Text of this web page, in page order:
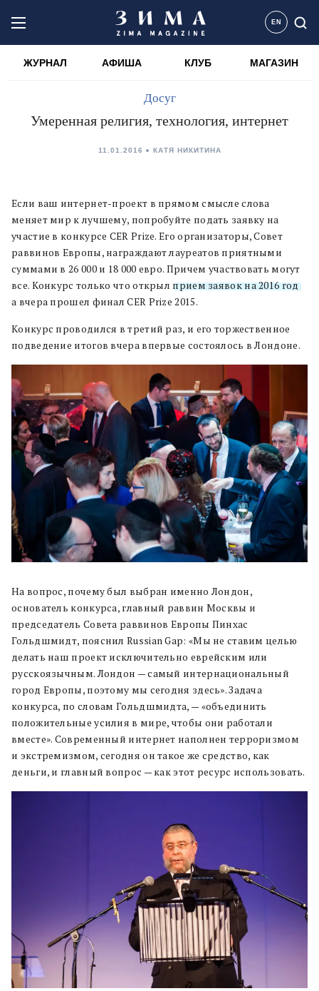
EN
ЖУРНАЛ АФИША КЛУБ МАГАЗИН
Досуг
Умеренная религия, технология, интернет
11.01.2016 КАТЯ НИКИТИНА
Если ваш интернет-проект в прямом смысле слова
меняет мир к лучшему, попробуйте подать заявку на
участие в конкурсе CER Prize. Его организаторы, Совет
раввинов Европы, награждают лауреатов приятными
суммами в 26 000 и 18 000 евро. Причем участвовать могут
все. Конкурс только что открыл прием заявок на 2016 год,
а вчера прошел финал CER Prize 2015.
Конкурс проводился в третий раз, и его торжественное
подведение итогов вчера впервые состоялось в Лондоне.
На вопрос, почему был выбран именно Лондон,
основатель конкурса, главный раввин Москвы и
председатель Совета раввинов Европы Пинхас
Гольдшмидт, пояснил Russian Gap: «Мы не ставим целью
делать наш проект исключительно еврейским или
русскоязычным. Лондон — самый интернациональный
город Европы, поэтому мы сегодня здесь». Задача
конкурса, по словам Гольдшмидта, — «объединить
положительные усилия в мире, чтобы они работали
вместе». Современный интернет наполнен терроризмом
и экстремизмом, сегодня он такое же средство, как
деньги, и главный вопрос — как этот ресурс использовать.